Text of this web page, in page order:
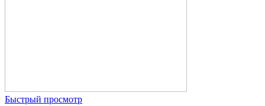
Быстрый просмотр